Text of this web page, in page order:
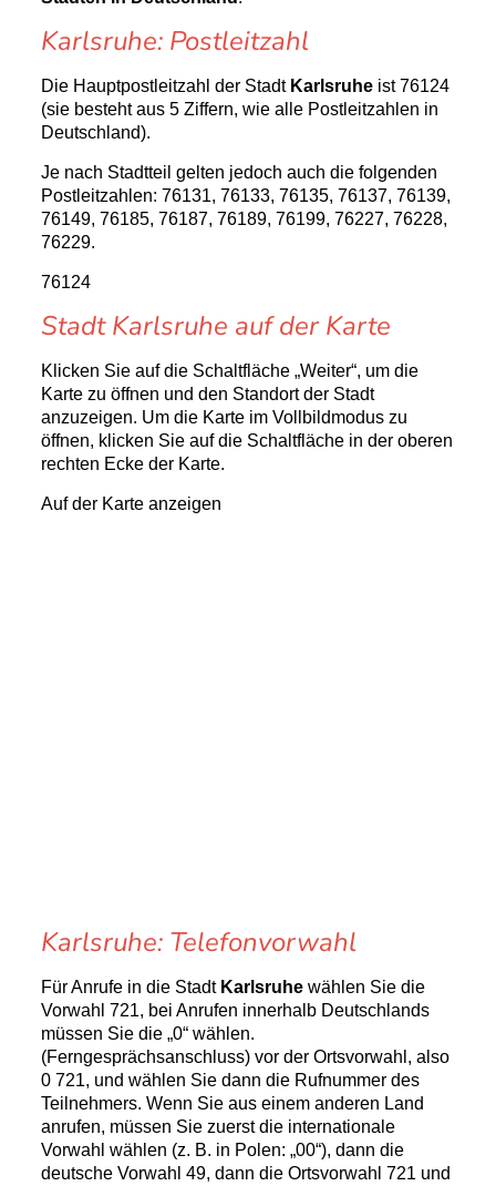
Karlsruhe: Postleitzahl
Die Hauptpostleitzahl der Stadt Karlsruheist 76124
(sie besteht aus 5 Ziffern, wie alle Postleitzahlen in
Deutschland).
Je nach Stadtteil gelten jedoch auch die folgenden
Postleitzahlen: 76131, 76133, 76135, 76137, 76139,
76149, 76185, 76187, 76189, 76199, 76227, 76228,
76229.
76124
Stadt Karlsruhe auf der Karte
Klicken Sie auf die Schaltfläche „Weiter“, um die
Karte zu öffnen und den Standort der Stadt
anzuzeigen. Um die Karte im Vollbildmodus zu
öffnen, klicken Sie auf die Schaltfläche in der oberen
rechten Ecke der Karte.
Auf der Karte anzeigen
Karlsruhe: Telefonvorwahl
Für Anrufe in die Stadt Karlsruhewählen Sie die
Vorwahl 721, bei Anrufen innerhalb Deutschlands
müssen Sie die „0“ wählen.
(Ferngesprächsanschluss) vor der Ortsvorwahl, also
0 721, und wählen Sie dann die Rufnummer des
Teilnehmers. Wenn Sie aus einem anderen Land
anrufen, müssen Sie zuerst die internationale
Vorwahl wählen (z. B. in Polen: „00“), dann die
deutsche Vorwahl 49, dann die Ortsvorwahl 721 und